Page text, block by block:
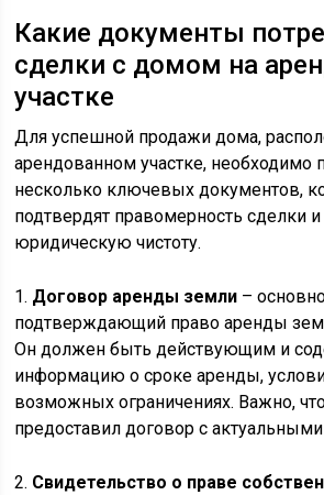
Какие документы
сделки с домом на
участке
Для успешной продажи дома,
арендованном участке, необходимо
несколько ключевых документов,
подтвердят правомерность сделки и
юридическую чистоту.
1. Договор аренды земли –
подтверждающий право аренды
Он должен быть действующим и
информацию о сроке аренды,
возможных ограничениях. Важно,
предоставил договор с
2. Свидетельство о праве